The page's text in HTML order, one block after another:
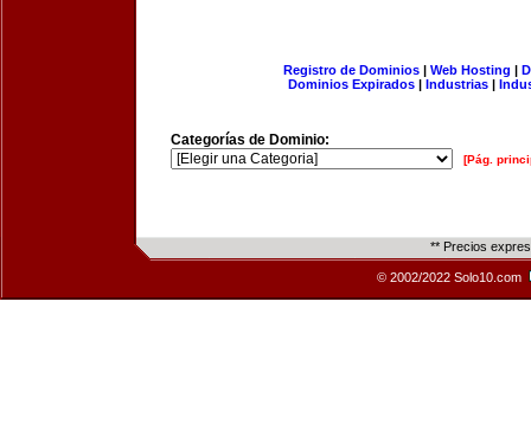
Registro de Dominios| Web Hosting |
Dominios Expirados | Industrias |
Categorías de Dominio:
[Pág.
** Precios
© 2002/2022 Solo10.com